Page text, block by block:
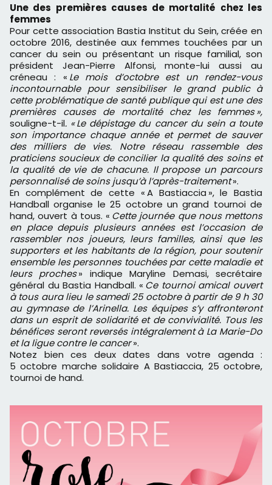
Une des premières causes de mortalité chez les
femmes
Pour cette association Bastia Institut du Sein, créée en
octobre 2016, destinée aux femmes touchées par un
cancer du sein ou présentant un risque familial, son
président Jean-Pierre Alfonsi, monte-lui aussi au
créneau : « Le mois d’octobre est un rendez-vous
incontournable pour sensibiliser le grand public à
cette problématique de santé publique qui est une des
premières causes de mortalité chez les femmes »,
souligne-t-il. « Le dépistage du cancer du sein a toute
son importance chaque année et permet de sauver
des milliers de vies. Notre réseau rassemble des
praticiens soucieux de concilier la qualité des soins et
la qualité de vie de chacune. Il propose un parcours
personnalisé de soins jusqu’à l’après-traitement».
En complément de cette « A Bastiaccia », le Bastia
Handball organise le 25 octobre un grand tournoi de
hand, ouvert à tous. « Cette journée que nous mettons
en place depuis plusieurs années est l’occasion de
rassembler nos joueurs, leurs familles, ainsi que les
supporters et les habitants de la région, pour soutenir
ensemble les personnes touchées par cette maladie et
leurs proches» indique Maryline Demasi, secrétaire
général du Bastia Handball. « Ce tournoi amical ouvert
à tous aura lieu le samedi 25 octobre à partir de 9 h 30
au gymnase de l’Arinella. Les équipes s’y affronteront
dans un esprit de solidarité et de convivialité. Tous les
bénéfices seront reversés intégralement à La Marie-Do
et la ligue contre le cancer».
Notez bien ces deux dates dans votre agenda :
5 octobre marche solidaire A Bastiaccia, 25 octobre,
tournoi de hand.